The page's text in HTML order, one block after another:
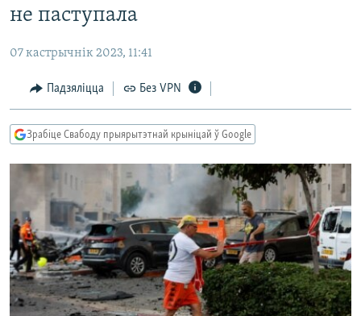
да
галоўнай
навігацыі
Перайсьці
да
пошуку
ЭКАНОМІКА
ВАЙНА
БЕЛАРУСЫ НА ВАЙНЕ
КУЛЬТУРА
КАЛЯНДАР
ПАДКАСТЫ
КНІГІ
АЎДЫЁКНІГІ
МОВА
НА ХВАЛЯХ СВАБОДЫ
ПАДКАСТЫ
FACEBOOK
TWITTER
САЧЫЦЕ ЗА АБНАЎЛЕНЬНЯМІ
не паступала
07 кастрычнік 2023, 11:41
Падзяліцца Без VPN
Зрабіце Свабоду прыярытэтнай крыніцай ў Google